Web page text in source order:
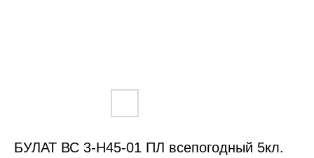
БУЛАТ ВС 3-Н45-01 ПЛ всепогодный 5кл.